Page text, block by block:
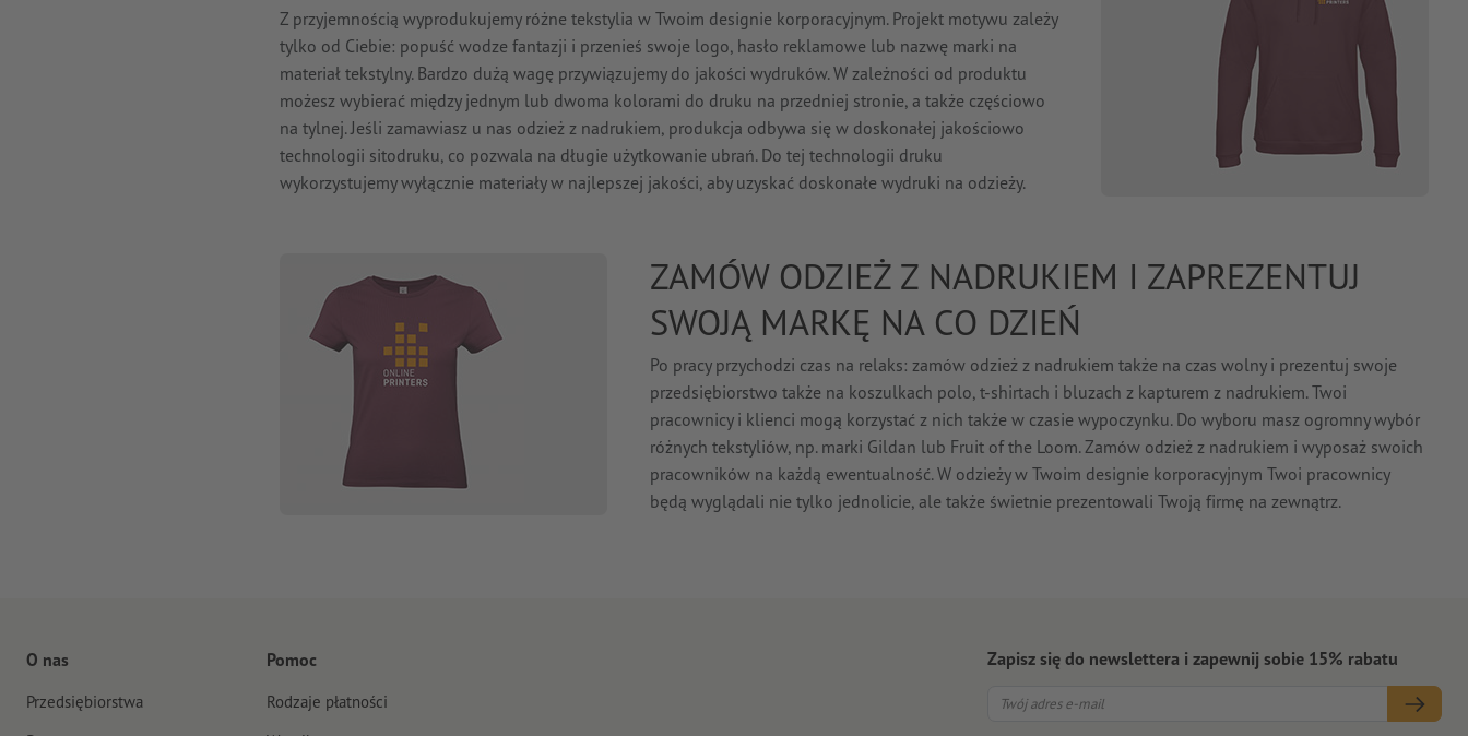
Z przyjemnością wyprodukujemy różne tekstylia w Twoim designie korporacyjnym. Projekt motywu zależy
tylko od Ciebie: popuść wodze fantazji i przenieś swoje logo, hasło reklamowe lub nazwę marki na
materiał tekstylny. Bardzo dużą wagę przywiązujemy do jakości wydruków. W zależności od produktu
możesz wybierać między jednym lub dwoma kolorami do druku na przedniej stronie, a także częściowo
na tylnej. Jeśli zamawiasz u nas odzież z nadrukiem, produkcja odbywa się w doskonałej jakościowo
technologii sitodruku, co pozwala na długie użytkowanie ubrań. Do tej technologii druku
wykorzystujemy wyłącznie materiały w najlepszej jakości, aby uzyskać doskonałe wydruki na odzieży.
ZAMÓW ODZIEŻ Z NADRUKIEM I ZAPREZENTUJ
SWOJĄ MARKĘ NA CO DZIEŃ
Po pracy przychodzi czas na relaks: zamów odzież z nadrukiem także na czas wolny i prezentuj swoje
przedsiębiorstwo także na koszulkach polo, t-shirtach i bluzach z kapturem z nadrukiem. Twoi
pracownicy i klienci mogą korzystać z nich także w czasie wypoczynku. Do wyboru masz ogromny wybór
różnych tekstyliów, np. marki Gildan lub Fruit of the Loom. Zamów odzież z nadrukiem i wyposaż swoich
pracowników na każdą ewentualność. W odzieży w Twoim designie korporacyjnym Twoi pracownicy
będą wyglądali nie tylko jednolicie, ale także świetnie prezentowali Twoją firmę na zewnątrz.
O nas
Przedsiębiorstwa
Pomoc
Rodzaje płatności
Zapisz się do newslettera i zapewnij sobie 15% rabatu